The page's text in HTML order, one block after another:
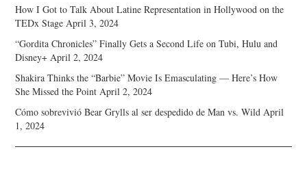
How I Got to Talk About Latine Representation in Hollywood on the
TEDx Stage April 3, 2024
“Gordita Chronicles” Finally Gets a Second Life on Tubi, Hulu and
Disney+ April 2, 2024
Shakira Thinks the “Barbie” Movie Is Emasculating — Here’s How
She Missed the Point April 2, 2024
Cómo sobrevivió Bear Grylls al ser despedido de Man vs. Wild April
1, 2024